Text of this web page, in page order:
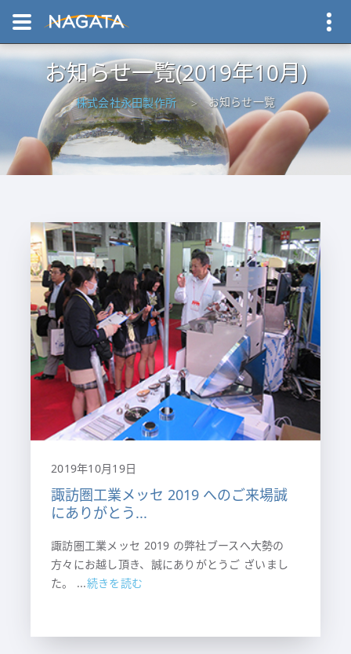
お知らせ一覧(2019年10月)
株式会社永田製作所 お知らせ一覧
2019年10月19日
諏訪圏工業メッセ 2019 へのご来場誠
にありがとう...
諏訪圏工業メッセ 2019 の弊社ブースへ大勢の
方々にお越し頂き、誠にありがとうご ざいまし
た。 ...続きを読む